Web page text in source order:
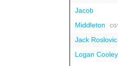
Jacob
Middleton
Jack Roslovic
Logan Cooley